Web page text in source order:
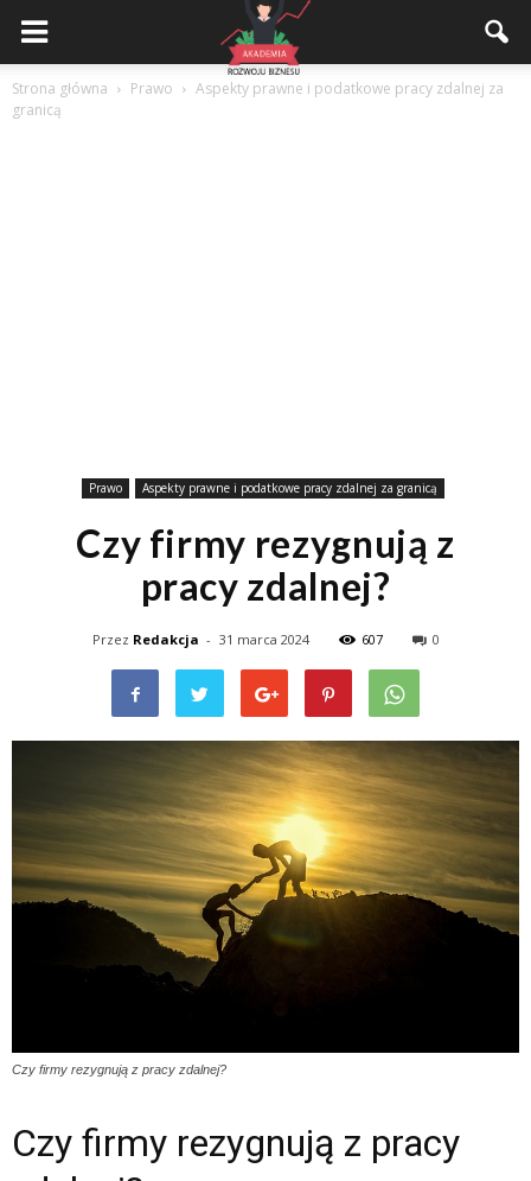
Akademiarozwojubiznesu.pl
Strona główna Prawo
Aspekty prawne i podatkowe pracy zdalnej za
granicą
Prawo Aspekty prawne i podatkowe pracy zdalnej za granicą
Czy firmy rezygnują z
pracy zdalnej?
Przez Redakcja - 31 marca 2024 607 0
Czy firmy rezygnują z pracy zdalnej?
Czy firmy rezygnują z pracy